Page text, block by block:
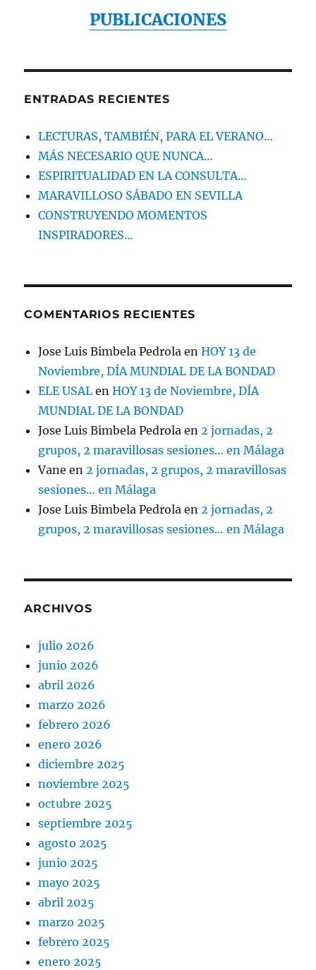
PUBLICACIONES
ENTRADAS RECIENTES
LECTURAS, TAMBIÉN, PARA EL VERANO…
MÁS NECESARIO QUE NUNCA…
ESPIRITUALIDAD EN LA CONSULTA…
MARAVILLOSO SÁBADO EN SEVILLA
CONSTRUYENDO MOMENTOS
INSPIRADORES…
COMENTARIOS RECIENTES
Jose Luis Bimbela Pedrola enHOY 13 de
Noviembre, DÍA MUNDIAL DE LA BONDAD
ELE USAL enHOY 13 de Noviembre, DÍA
MUNDIAL DE LA BONDAD
Jose Luis Bimbela Pedrola en2 jornadas, 2
grupos, 2 maravillosas sesiones… en Málaga
Vane en2 jornadas, 2 grupos, 2 maravillosas
sesiones… en Málaga
Jose Luis Bimbela Pedrola en2 jornadas, 2
grupos, 2 maravillosas sesiones… en Málaga
ARCHIVOS
julio 2026
junio 2026
abril 2026
marzo 2026
febrero 2026
enero 2026
diciembre 2025
noviembre 2025
octubre 2025
septiembre 2025
agosto 2025
junio 2025
mayo 2025
abril 2025
marzo 2025
febrero 2025
enero 2025